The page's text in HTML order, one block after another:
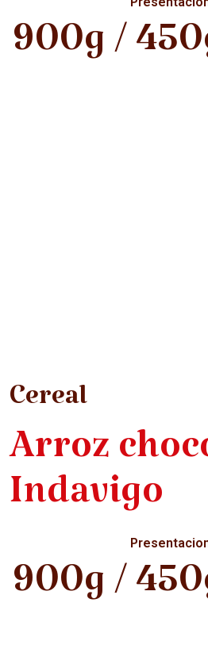
900g /
Cereal
Arroz
Indavigo
900g /